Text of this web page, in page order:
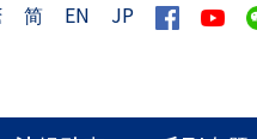
简 EN
JP